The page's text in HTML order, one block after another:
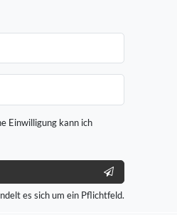
Einwilligung kann ich
es sich um ein Pflichtfeld.